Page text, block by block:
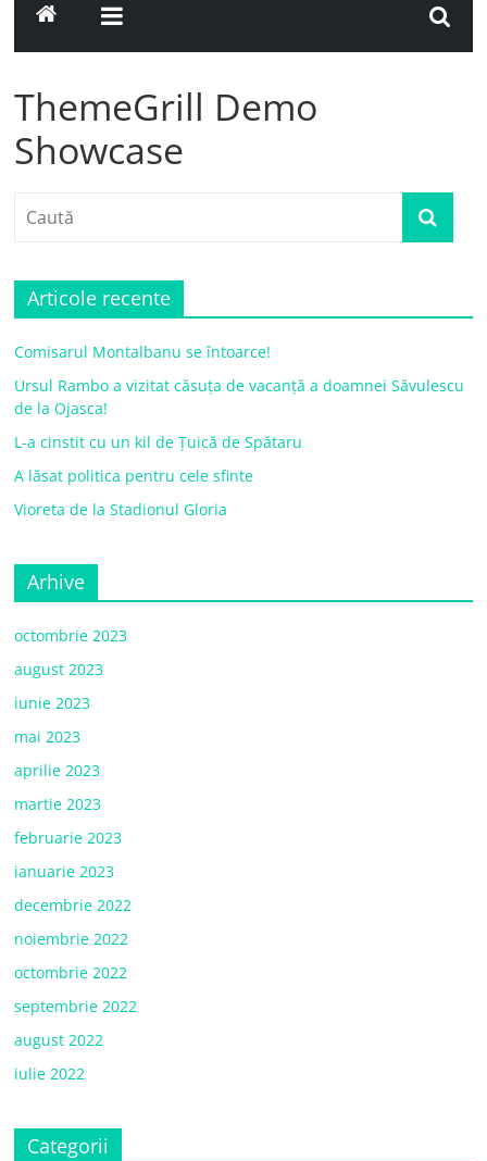
ThemeGrill Demo
Showcase
Articole recente
Comisarul Montalbanu se întoarce!
Ursul Rambo a vizitat căsuța de vacanță a doamnei Săvulescu
de la Ojasca!
L-a cinstit cu un kil de Țuică de Spătaru
A lăsat politica pentru cele sfinte
Vioreta de la Stadionul Gloria
Arhive
octombrie 2023
august 2023
iunie 2023
mai 2023
aprilie 2023
martie 2023
februarie 2023
ianuarie 2023
decembrie 2022
noiembrie 2022
octombrie 2022
septembrie 2022
august 2022
iulie 2022
Categorii